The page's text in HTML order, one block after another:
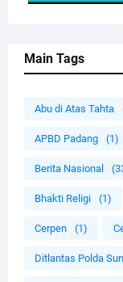
Main Tags
Abu di Atas Tahta
APBD Padang (1)
Berita Nasional
Bhakti Religi (1)
Cerpen (1)
Ditlantas Polda